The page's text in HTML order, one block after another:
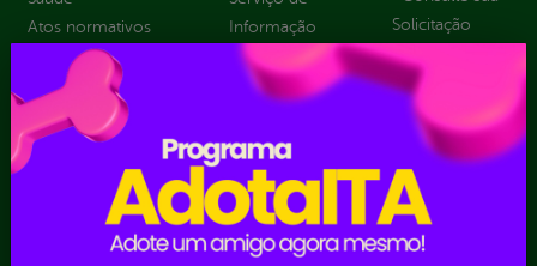
Atos normativos
Convênios e
Transferências
Dados Abertos
Despesas
parlamentares
Informação
Tribuna
Solicitação
Estatísticas
Formulários
Sic Físico
Solicitar
Recurso
Solicitar um
pedido